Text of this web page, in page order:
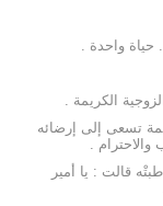
. حياة واحدة .
الكريمة .
تسعى إلى إرضائه
.
قالت : يا أمير